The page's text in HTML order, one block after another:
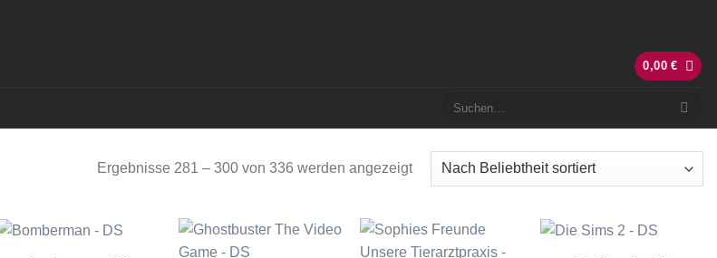
0,00€
Ergebnisse 281 – 300 von 336 werden angezeigtNach
Beliebtheit